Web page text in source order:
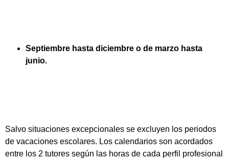
Septiembre hasta diciembre o de marzo hasta
junio.
Salvo situaciones excepcionales se excluyen los periodos
de vacaciones escolares. Los calendarios son acordados
entre los 2 tutores según las horas de cada perfil profesional